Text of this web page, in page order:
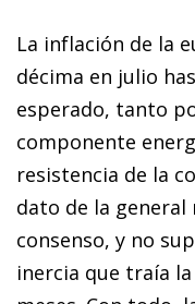
La inflación de la
décima en julio
esperado, tanto
componente
resistencia de la
dato de la general
consenso, y no
inercia que traía